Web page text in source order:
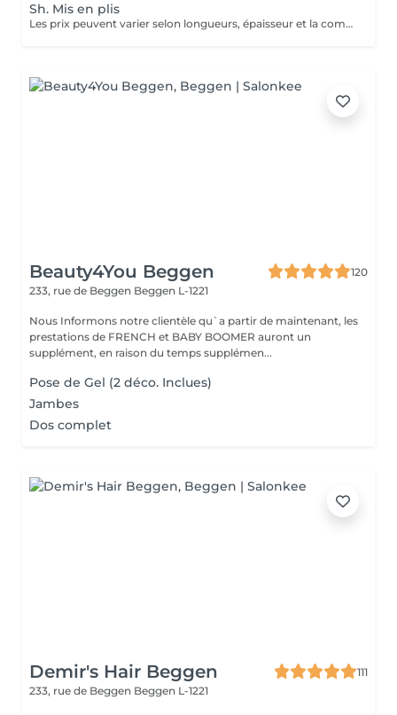
Sh. Mis en plis
Les prix peuvent varier selon longueurs, épaisseur et la complexité du travail.
Beauty4You Beggen
120
233, rue de Beggen Beggen L-1221
Nous Informons notre clientèle qu`a partir de maintenant, les
prestations de FRENCH et BABY BOOMER auront un
supplément, en raison du temps supplémen...
Pose de Gel (2 déco. Inclues)
Jambes
Dos complet
Demir's Hair Beggen
111
233, rue de Beggen Beggen L-1221